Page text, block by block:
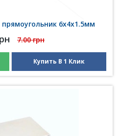
6х4х1.5мм
7.00 грн
Купить В 1 Клик